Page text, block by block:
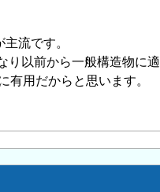
流です。
以前から一般構造物に適
用だからと思います。